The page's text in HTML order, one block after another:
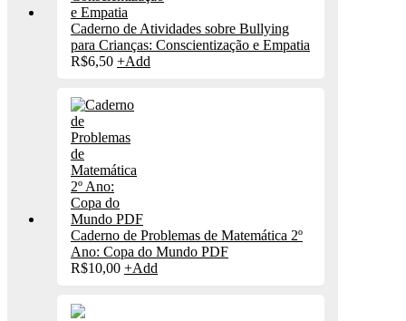
Caderno de Atividades sobre Bullying
para Crianças: Conscientização e Empatia
R$6,50 +Add
Caderno de Problemas de Matemática 2º
Ano: Copa do Mundo PDF
R$10,00 +Add